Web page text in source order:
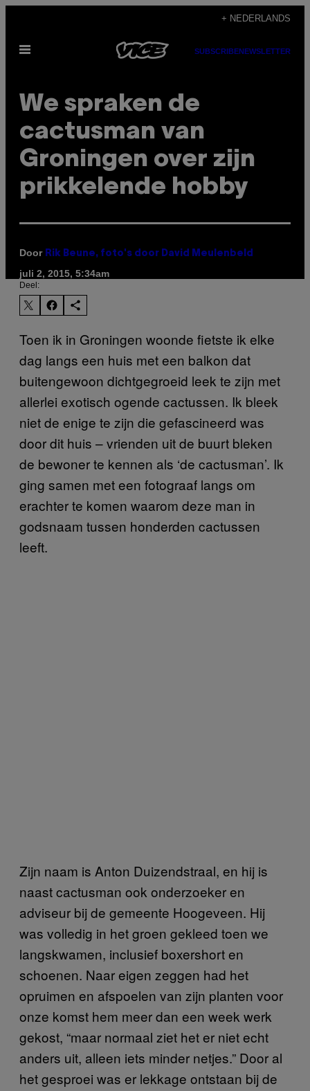
de
+ NEDERLANDS
Open
SUBSCRIBENEWSLETTER
We spraken de
cactusman van
Groningen over zijn
prikkelende hobby
Door Rik Beune, foto's door David Meulenbeld
juli 2, 2015, 5:34am
Deel:
Toen ik in Groningen woonde fietste ik elke
dag langs een huis met een balkon dat
buitengewoon dichtgegroeid leek te zijn met
allerlei exotisch ogende cactussen. Ik bleek
niet de enige te zijn die gefascineerd was
door dit huis – vrienden uit de buurt bleken
de bewoner te kennen als ‘de cactusman’. Ik
ging samen met een fotograaf langs om
erachter te komen waarom deze man in
godsnaam tussen honderden cactussen
leeft.
Zijn naam is Anton Duizendstraal, en hij is
naast cactusman ook onderzoeker en
adviseur bij de gemeente Hoogeveen. Hij
was volledig in het groen gekleed toen we
langskwamen, inclusief boxershort en
schoenen. Naar eigen zeggen had het
opruimen en afspoelen van zijn planten voor
onze komst hem meer dan een week werk
gekost, “maar normaal ziet het er niet echt
anders uit, alleen iets minder netjes.” Door al
het gesproei was er lekkage ontstaan bij de